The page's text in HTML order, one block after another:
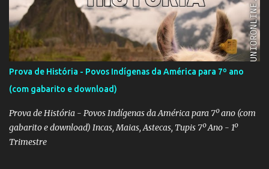
Prova de História - Povos Indígenas da América para 7º ano
(com gabarito e download)
Prova de História - Povos Indígenas da América para 7º ano (com
gabarito e download) Incas, Maias, Astecas, Tupis 7º Ano - 1º
Trimestre